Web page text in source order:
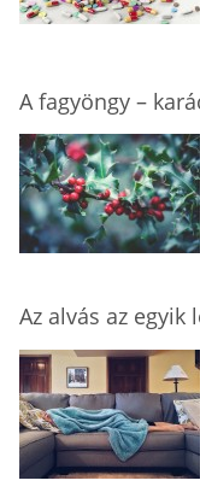
A fagyöngy –
Az alvás az egyik